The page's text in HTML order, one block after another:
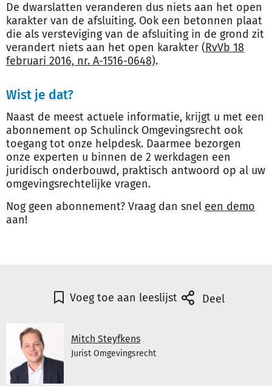
De dwarslatten veranderen dus niets aan het open
karakter van de afsluiting. Ook een betonnen plaat
die als versteviging van de afsluiting in de grond zit
verandert niets aan het open karakter (RvVb 18
februari 2016, nr. A-1516-0648).
Wist je dat?
Naast de meest actuele informatie, krijgt u met een
abonnement op Schulinck Omgevingsrecht ook
toegang tot onze helpdesk. Daarmee bezorgen
onze experten u binnen de 2 werkdagen een
juridisch onderbouwd, praktisch antwoord op al uw
omgevingsrechtelijke vragen.
Nog geen abonnement? Vraag dan snel een demo
aan!
Voeg toe aan leeslijst Deel
Mitch Steyfkens
Jurist Omgevingsrecht